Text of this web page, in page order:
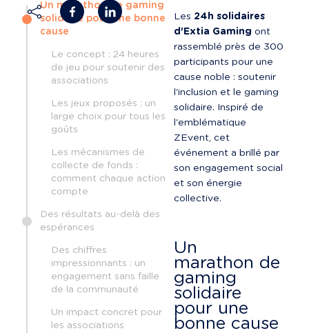
Un marathon de gaming
solidaire pour une bonne
cause
Le concept : 24 heures
de jeu pour soutenir des
associations
Les jeux proposés : un
large choix pour tous les
goûts
Les mécanismes de
collecte de fonds :
comment chaque action
compte
Des résultats au-delà des
espérances
Des chiffres
impressionnants : un
engagement sans faille
de la communauté
Un impact concret pour
les associations
Les 24h solidaires
d'Extia Gaming ont
rassemblé près de 300
participants pour une
cause noble : soutenir
l'inclusion et le gaming
solidaire. Inspiré de
l'emblématique
ZEvent, cet
événement a brillé par
son engagement social
et son énergie
collective.
Un
marathon de
gaming
solidaire
pour une
bonne cause